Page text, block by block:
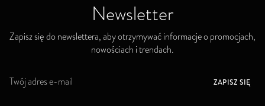
Newsletter
Zapisz się do newslettera, aby otrzymywać informacje o promocjach,
nowościach i trendach.
S
ZAPISZ SIĘ